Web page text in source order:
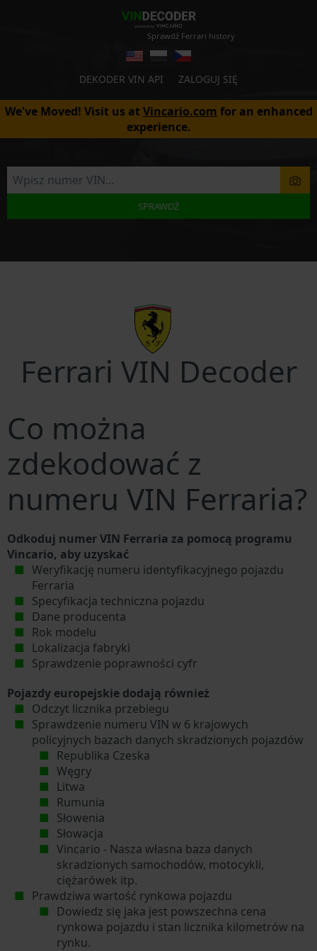
Sprawdź Ferrari history
DEKODER VIN API ZALOGUJ SIĘ
We've Moved! Visit us atVincario.com for an enhanced
experience.
SPRAWDŹ
Ferrari VIN Decoder
Co można
zdekodować z
numeru VIN Ferraria?
Odkoduj numer VIN Ferraria za pomocą programu
Vincario, aby uzyskać
Weryfikację numeru identyfikacyjnego pojazdu
Ferraria
Specyfikacja techniczna pojazdu
Dane producenta
Rok modelu
Lokalizacja fabryki
Sprawdzenie poprawności cyfr
Pojazdy europejskie dodają również
Odczyt licznika przebiegu
Sprawdzenie numeru VIN w 6 krajowych
policyjnych bazach danych skradzionych pojazdów
Republika Czeska
Węgry
Litwa
Rumunia
Słowenia
Słowacja
Vincario - Nasza własna baza danych
skradzionych samochodów, motocykli,
ciężarówek itp.
Prawdziwa wartość rynkowa pojazdu
Dowiedz się jaka jest powszechna cena
rynkowa pojazdu i stan licznika kilometrów na
rynku.